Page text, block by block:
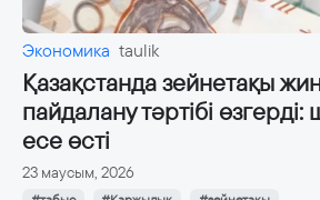
Экономика taulik
Қазақстанда зейнетақы
пайдалану тәртібі өзгерді:
есе өсті
23 маусым, 2026